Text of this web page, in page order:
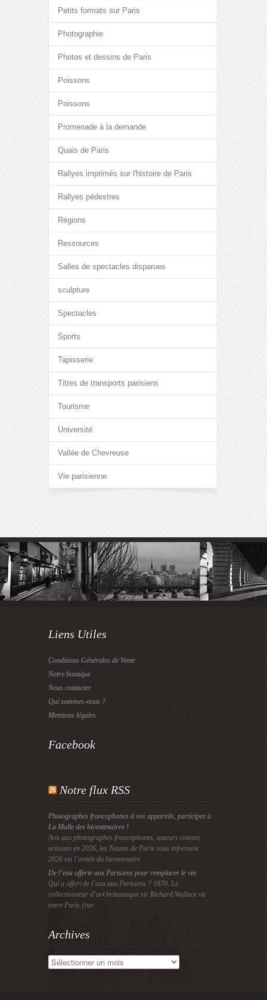
Petits formats sur Paris
Photographie
Photos et dessins de Paris
Poissons
Poissons
Promenade à la demande
Quais de Paris
Rallyes imprimés sur l'histoire de Paris
Rallyes pédestres
Régions
Ressources
Salles de spectacles disparues
sculpture
Spectacles
Sports
Tapisserie
Titres de transports parisiens
Tourisme
Université
Vallée de Chevreuse
Vie parisienne
Liens Utiles
Conditions Générales de Vente
Notre boutique
Nous contacter
Qui sommes-nous ?
Mentions légales
Facebook
Notre flux RSS
Photographes francophones à vos appareils, participez à
La Malle des bicentenaires !
Avis aux photographes francophones, auteurs comme
artisans en 2026, les Nautes de Paris vous informent :
2026 est l’année du bicentenaire
De l’eau offerte aux Parisiens pour remplacer le vin
Qui a offert de l’eau aux Parisiens ? 1870, Le
collectionneur d’art britannique sir Richard Wallace vit
entre Paris (rue
Archives
Archives